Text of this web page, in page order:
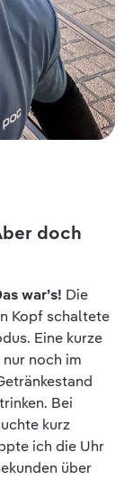
doch
war’s! Die
Kopf schaltete
Eine kurze
noch im
Bei
kurz
ich die Uhr
über